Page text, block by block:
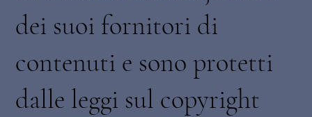
dei suoi fornitori di
contenuti e sono protetti
dalle leggi sul copyright